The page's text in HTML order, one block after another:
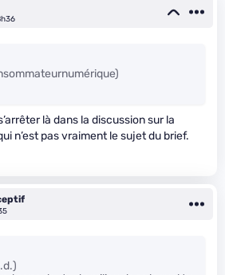
là dans la discussion sur la
n’est pas vraiment le sujet du brief.